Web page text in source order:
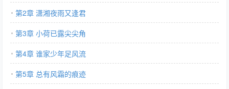
第2章 潇湘夜雨又逢君
第3章 小荷已露尖尖角
第4章 谁家少年足风流
第5章 总有风霜的痕迹